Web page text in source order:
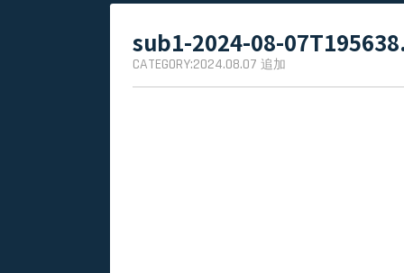
sub1-2024-08-
CATEGORY:2024.08.07 追加